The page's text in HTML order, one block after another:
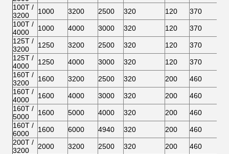
100T /
3200
1000 3200 2500 320 120
370
100T /
4000
1000 4000 3000 320 120
370
125T /
3200
1250 3200 2500 320 120
370
125T /
4000
1250 4000 3000 320 120
370
160T /
3200
1600 3200 2500 320 200
460
160T /
4000
1600 4000 3000 320 200
460
160T /
5000
1600 5000 4000 320 200
460
160T /
6000
1600 6000 4940 320 200
460
200T /
3200
2000 3200 2500 320 200
460